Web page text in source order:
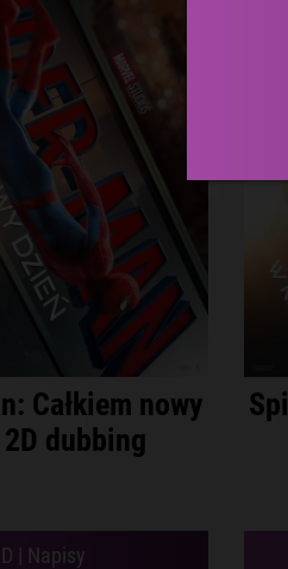
Całkiem nowy
dubbing
| Napisy